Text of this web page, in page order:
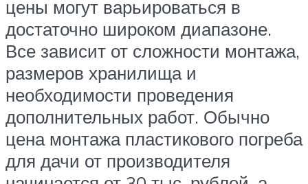
цены могут варьироваться в
достаточно широком диапазоне.
Все зависит от сложности монтажа,
размеров хранилища и
необходимости проведения
дополнительных работ. Обычно
цена монтажа пластикового погреба
для дачи от производителя